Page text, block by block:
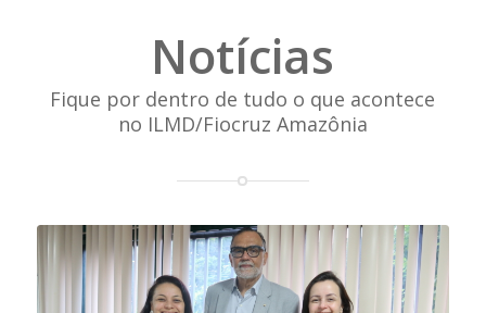
Notícias
Fique por dentro de tudo o que acontece
no ILMD/Fiocruz Amazônia